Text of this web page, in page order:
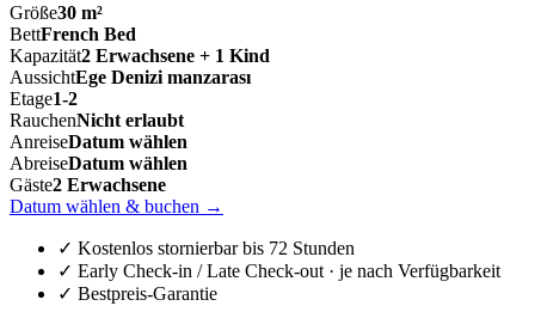
Größe30 m²
BettFrench Bed
Kapazität2 Erwachsene + 1 Kind
AussichtEge Denizi manzarası
Etage1-2
RauchenNicht erlaubt
AnreiseDatum wählen
AbreiseDatum wählen
Gäste2 Erwachsene
Datum wählen & buchen →
✓ Kostenlos stornierbar bis 72 Stunden
✓ Early Check-in / Late Check-out · je nach Verfügbarkeit
✓ Bestpreis-Garantie